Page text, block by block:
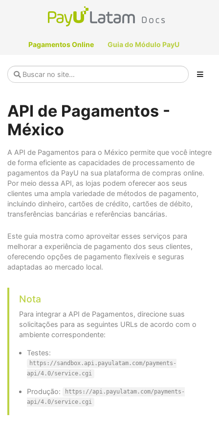
Pagamentos Online Guia do Módulo PayU
API de Pagamentos -
México
A API de Pagamentos para o México permite que você integre
de forma eficiente as capacidades de processamento de
pagamentos da PayU na sua plataforma de compras online.
Por meio dessa API, as lojas podem oferecer aos seus
clientes uma ampla variedade de métodos de pagamento,
incluindo dinheiro, cartões de crédito, cartões de débito,
transferências bancárias e referências bancárias.
Este guia mostra como aproveitar esses serviços para
melhorar a experiência de pagamento dos seus clientes,
oferecendo opções de pagamento flexíveis e seguras
adaptadas ao mercado local.
Nota
Para integrar a API de Pagamentos, direcione suas
solicitações para as seguintes URLs de acordo com o
ambiente correspondente:
Testes:
https://sandbox.api.payulatam.com/payments-
api/4.0/service.cgi
Produção:
https://api.payulatam.com/payments-
api/4.0/service.cgi